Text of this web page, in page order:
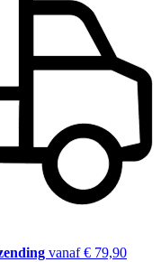
vanaf € 79,90